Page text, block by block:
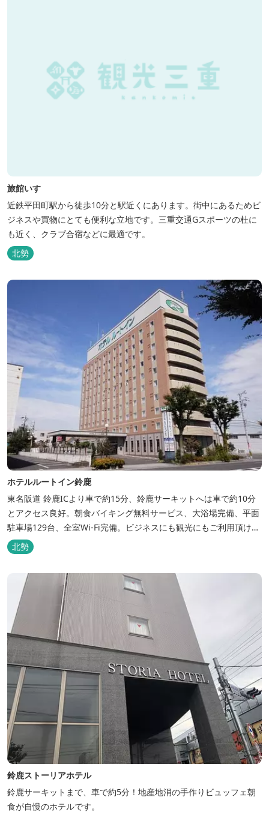
旅館いすゞ
近鉄平田町駅から徒歩10分と駅近くにあります。街中にあるためビ
ジネスや買物にとても便利な立地です。三重交通Gスポーツの杜に
も近く、クラブ合宿などに最適です。
北勢
ホテルルートイン鈴鹿
東名阪道 鈴鹿ICより車で約15分、鈴鹿サーキットへは車で約10分
とアクセス良好。朝食バイキング無料サービス、大浴場完備、平面
駐車場129台、全室Wi-Fi完備。ビジネスにも観光にもご利用頂ける
快適なホテルライフをご提供します。
北勢
鈴鹿ストーリアホテル
鈴鹿サーキットまで、車で約5分！地産地消の手作りビュッフェ朝
食が自慢のホテルです。